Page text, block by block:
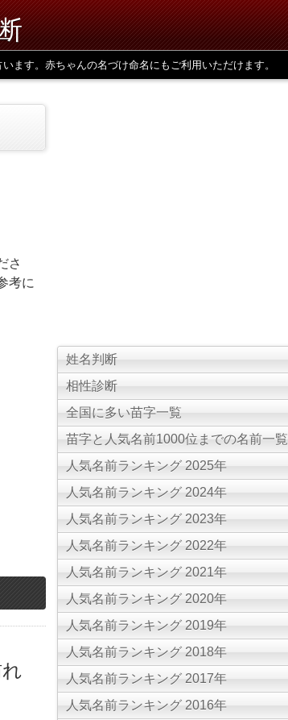
ます。赤ちゃんの名づけ命名にもご利用いただけます。
さ
考に
姓名判断
相性診断
全国に多い苗字一覧
苗字と人気名前1000位までの名前一覧
人気名前ランキング 2025年
人気名前ランキング 2024年
人気名前ランキング 2023年
人気名前ランキング 2022年
人気名前ランキング 2021年
人気名前ランキング 2020年
人気名前ランキング 2019年
人気名前ランキング 2018年
人気名前ランキング 2017年
人気名前ランキング 2016年